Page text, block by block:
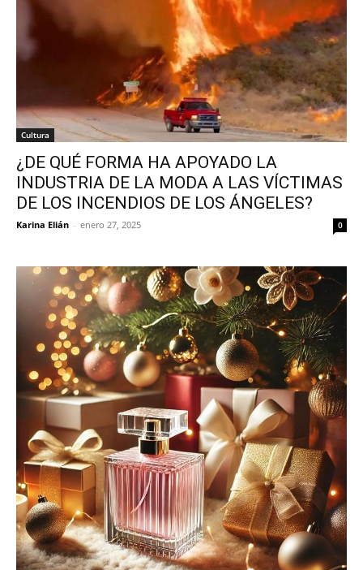
Cultura
¿DE QUÉ FORMA HA APOYADO LA
INDUSTRIA DE LA MODA A LAS VÍCTIMAS
DE LOS INCENDIOS DE LOS ÁNGELES?
Karina Elián - enero 27, 2025 0